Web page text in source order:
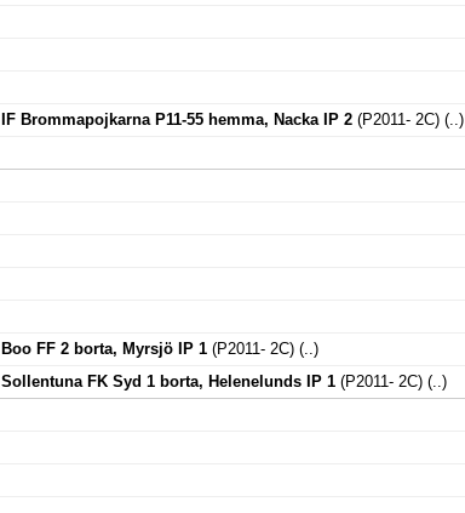
IF Brommapojkarna P11-55 hemma, Nacka IP 2 (P2011- 2C) (..)
Boo FF 2 borta, Myrsjö IP 1 (P2011- 2C) (..)
Sollentuna FK Syd 1 borta, Helenelunds IP 1 (P2011- 2C) (..)